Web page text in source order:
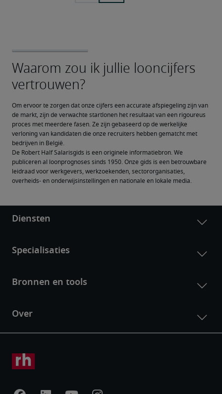
Om ervoor te zorgen dat onze cijfers een accurate afspiegeling zijn van
de markt, zijn de verwachte startlonen het resultaat van een rigoureus
proces met meerdere fasen. Ze zijn gebaseerd op de werkelijke
verloning van kandidaten die onze recruiters hebben gematcht met
bedrijven in België.
De Robert Half Salarisgids is een originele informatiebron. We
publiceren al loonprognoses sinds 1950. Onze gids is een betrouwbare
leidraad voor werkgevers, werkzoekenden, sectororganisaties,
overheids- en onderwijsinstellingen en nationale en lokale media.